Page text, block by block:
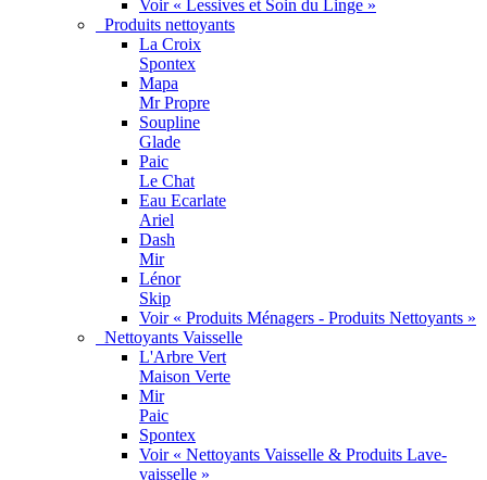
Voir « Lessives et Soin du Linge »
Produits nettoyants
La Croix
Spontex
Mapa
Mr Propre
Soupline
Glade
Paic
Le Chat
Eau Ecarlate
Ariel
Dash
Mir
Lénor
Skip
Voir « Produits Ménagers - Produits Nettoyants »
Nettoyants Vaisselle
L'Arbre Vert
Maison Verte
Mir
Paic
Spontex
Voir « Nettoyants Vaisselle & Produits Lave-
vaisselle »